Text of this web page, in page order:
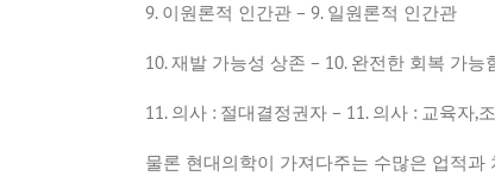
9. 이원론적 인간관 – 9. 일원론적 인간관
10.재발 가능성 상존 – 10. 완전한 회복 가능
11. 의사 : 절대결정권자 – 11. 의사 : 교육자,
물론 현대의학이 가져다주는 수많은 업적